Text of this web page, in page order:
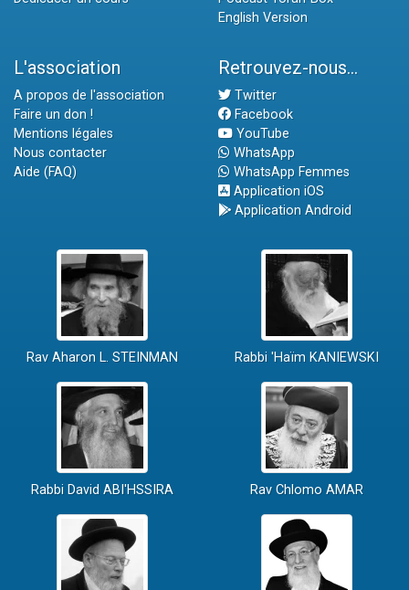
English Version
L'association
A propos de l'association
Faire un don !
Mentions légales
Nous contacter
Aide (FAQ)
Retrouvez-nous...
Twitter
Facebook
YouTube
WhatsApp
WhatsApp Femmes
Application iOS
Application Android
Rav Aharon L. STEINMAN Rabbi 'Haïm KANIEWSKI
Rabbi David ABI'HSSIRA Rav Chlomo AMAR